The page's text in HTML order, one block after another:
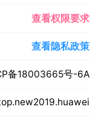
查看权限要求
查看隐私政策
备18003665号-6A